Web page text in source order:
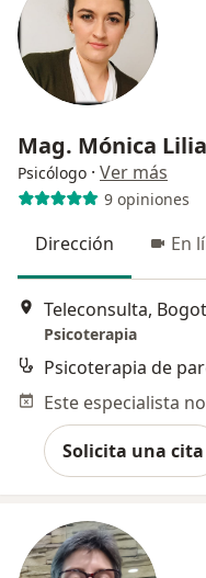
Mag. Mónica
Psicólogo · Ver más
9 opiniones
Dirección En
Teleconsulta,
Psicoterapia
Psicoterapia de
Solicita una cita